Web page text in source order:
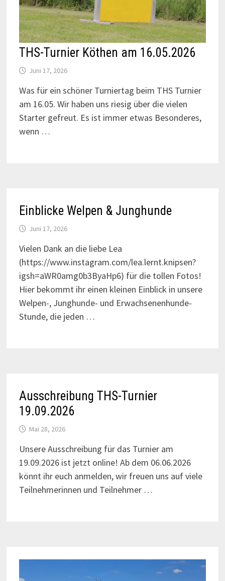
THS-Turnier Köthen am 16.05.2026
Juni 17, 2026
Was für ein schöner Turniertag beim THS Turnier
am 16.05. Wir haben uns riesig über die vielen
Starter gefreut. Es ist immer etwas Besonderes,
wenn …
Einblicke Welpen & Junghunde
Juni 17, 2026
Vielen Dank an die liebe Lea
(https://www.instagram.com/lea.lernt.knipsen?
igsh=aWR0amg0b3ByaHp6) für die tollen Fotos!
Hier bekommt ihr einen kleinen Einblick in unsere
Welpen-, Junghunde- und Erwachsenenhunde-
Stunde, die jeden …
Ausschreibung THS-Turnier
19.09.2026
Mai 28, 2026
Unsere Ausschreibung für das Turnier am
19.09.2026 ist jetzt online! Ab dem 06.06.2026
könnt ihr euch anmelden, wir freuen uns auf viele
Teilnehmerinnen und Teilnehmer …